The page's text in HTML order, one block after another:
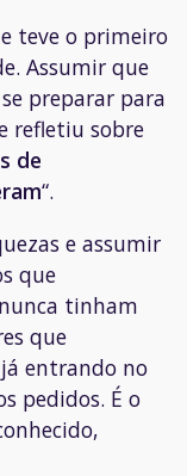
teve o primeiro
Assumir que
preparar para
refletiu sobre
de
“.
e assumir
que
tinham
que
entrando no
pedidos. É o